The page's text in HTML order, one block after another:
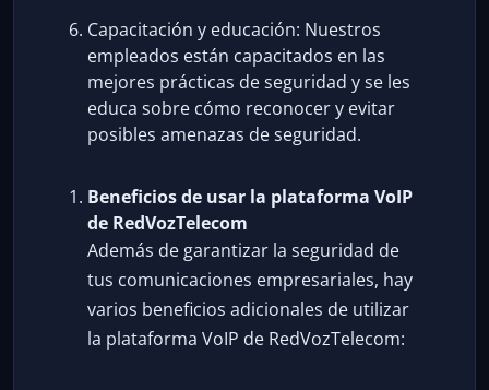
Capacitación y educación: Nuestros
empleados están capacitados en las
mejores prácticas de seguridad y se les
educa sobre cómo reconocer y evitar
posibles amenazas de seguridad.
Beneficios de usar la plataforma VoIP
de RedVozTelecom
Además de garantizar la seguridad de
tus comunicaciones empresariales, hay
varios beneficios adicionales de utilizar
la plataforma VoIP de RedVozTelecom: